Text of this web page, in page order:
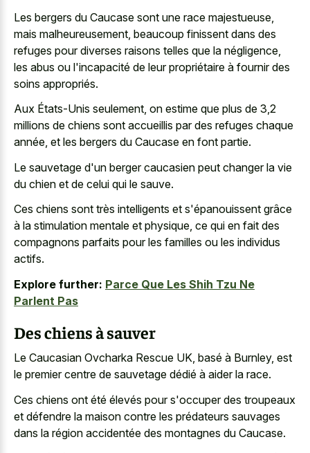
Les bergers du Caucase sont une race majestueuse,
mais malheureusement, beaucoup finissent dans des
refuges pour diverses raisons telles que la négligence,
les abus ou l'incapacité de leur propriétaire à fournir des
soins appropriés.
Aux États-Unis seulement, on estime que plus de 3,2
millions de chiens sont accueillis par des refuges chaque
année, et les bergers du Caucase en font partie.
Le sauvetage d'un berger caucasien peut changer la vie
du chien et de celui qui le sauve.
Ces chiens sont très intelligents et s'épanouissent grâce
à la stimulation mentale et physique, ce qui en fait des
compagnons parfaits pour les familles ou les individus
actifs.
Explore further: Parce Que Les Shih Tzu Ne
Parlent Pas
Des chiens à sauver
Le Caucasian Ovcharka Rescue UK, basé à Burnley, est
le premier centre de sauvetage dédié à aider la race.
Ces chiens ont été élevés pour s'occuper des troupeaux
et défendre la maison contre les prédateurs sauvages
dans la région accidentée des montagnes du Caucase.